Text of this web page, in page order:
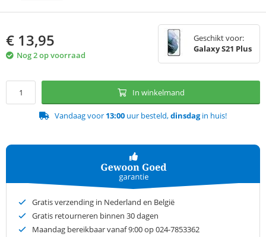
€ 13,95
Nog 2 op voorraad
Geschikt voor:
Galaxy S21 Plus
In winkelmand
Vandaag voor 13:00 uur besteld,dinsdagin huis!
Gratis verzending in Nederland en België
Gratis retourneren binnen 30 dagen
Maandag bereikbaar vanaf 9:00 op 024-7853362